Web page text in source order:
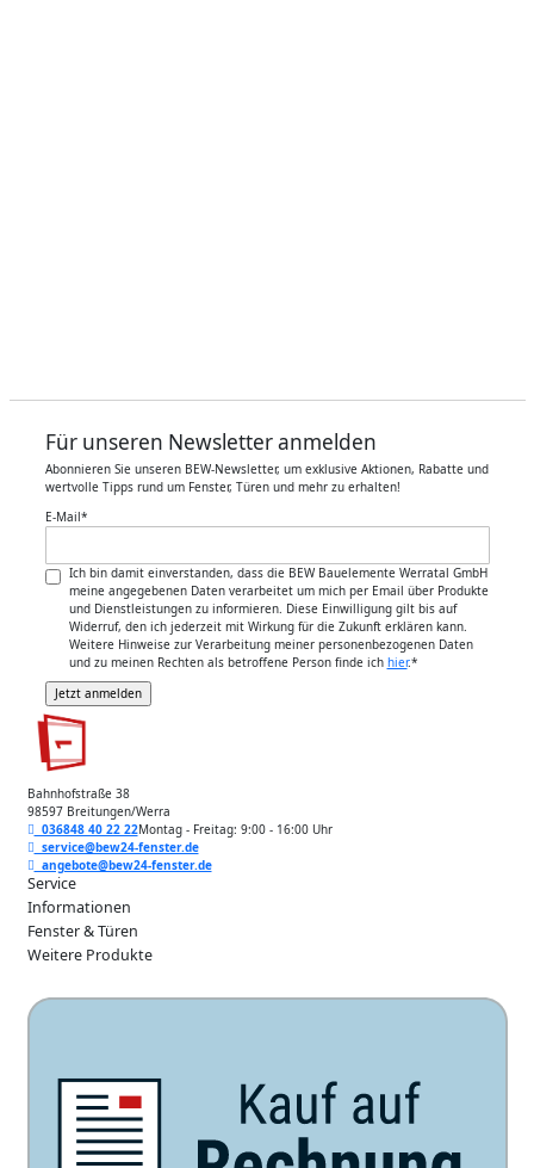
Für unseren Newsletter anmelden
Abonnieren Sie unseren BEW-Newsletter, um exklusive Aktionen, Rabatte und
wertvolle Tipps rund um Fenster, Türen und mehr zu erhalten!
E-Mail*
Ich bin damit einverstanden, dass die BEW Bauelemente Werratal GmbH
meine angegebenen Daten verarbeitet um mich per Email über Produkte
und Dienstleistungen zu informieren. Diese Einwilligung gilt bis auf
Widerruf, den ich jederzeit mit Wirkung für die Zukunft erklären kann.
Weitere Hinweise zur Verarbeitung meiner personenbezogenen Daten
und zu meinen Rechten als betroffene Person finde ich hier.*
Bahnhofstraße 38
98597 Breitungen/Werra
036848 40 22 22Montag - Freitag: 9:00 - 16:00 Uhr
service@bew24-fenster.de
angebote@bew24-fenster.de
Service
Informationen
Fenster & Türen
Weitere Produkte